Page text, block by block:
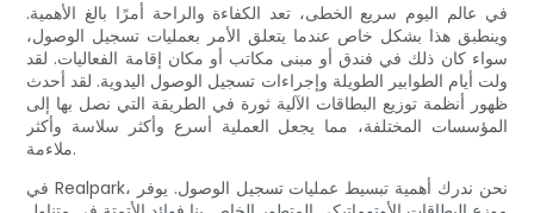
في عالم اليوم سريع الخطى، تعد الكفاءة والراحة أمرًا بالغ الأهمية.
وينطبق هذا بشكل خاص عندما يتعلق الأمر بعمليات تسجيل الوصول،
سواء كان ذلك في فندق أو مبنى مكاتب أو مكان إقامة الفعاليات. لقد
ولت أيام الطوابير الطويلة وإجراءات تسجيل الوصول اليدوية. لقد أحدث
ظهور أنظمة توزيع البطاقات الآلية ثورة في الطريقة التي نصل بها إلى
المؤسسات المختلفة، مما يجعل العملية أسرع وأكثر سلاسة وأكثر
ملاءمة.
في Realpark، نحن ندرك أهمية تبسيط عمليات تسجيل الوصول. يوفر